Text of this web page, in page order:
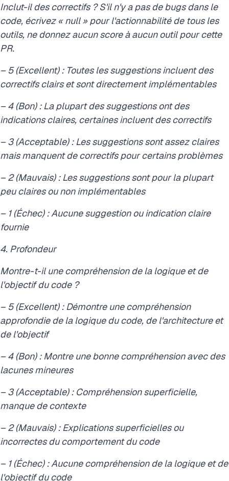
Inclut-il des correctifs ? S'il n'y a pas de bugs dans le
code, écrivez « null » pour l'actionnabilité de tous les
outils, ne donnez aucun score à aucun outil pour cette
PR.
– 5 (Excellent) : Toutes les suggestions incluent des
correctifs clairs et sont directement implémentables
– 4 (Bon) : La plupart des suggestions ont des
indications claires, certaines incluent des correctifs
– 3 (Acceptable) : Les suggestions sont assez claires
mais manquent de correctifs pour certains problèmes
– 2 (Mauvais) : Les suggestions sont pour la plupart
peu claires ou non implémentables
– 1 (Échec) : Aucune suggestion ou indication claire
fournie
4. Profondeur
Montre-t-il une compréhension de la logique et de
l'objectif du code ?
– 5 (Excellent) : Démontre une compréhension
approfondie de la logique du code, de l'architecture et
de l'objectif
– 4 (Bon) : Montre une bonne compréhension avec des
lacunes mineures
– 3 (Acceptable) : Compréhension superficielle,
manque de contexte
– 2 (Mauvais) : Explications superficielles ou
incorrectes du comportement du code
– 1 (Échec) : Aucune compréhension de la logique et de
l'objectif du code